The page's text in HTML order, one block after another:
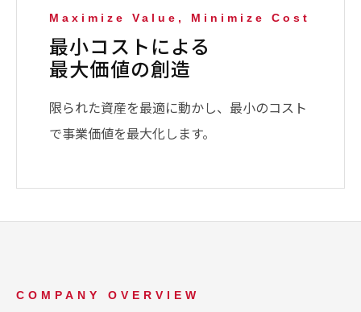
Maximize Value, Minimize Cost
最小コストによる
最大価値の創造
限られた資産を最適に動かし、最小のコスト
で事業価値を最大化します。
COMPANY OVERVIEW